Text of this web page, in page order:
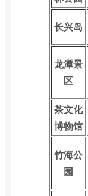
长兴岛
龙潭景
区
茶文化
博物馆
竹海公
园